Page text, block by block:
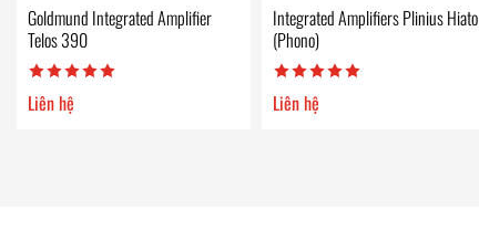
Goldmund Integrated Amplifier
Telos 390
Liên hệ
Integrated Amplifiers Plinius Hiato
(Phono)
Liên hệ